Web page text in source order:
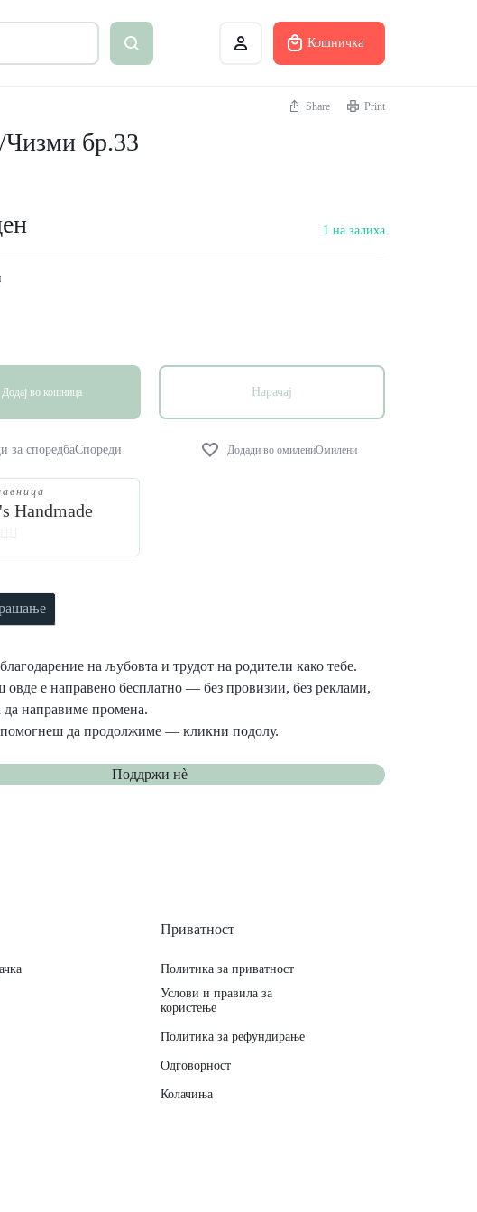
Кошничка
Share Print
бр.33
1 на залиха
Додај во кошница Нарачај
Спореди Омилени
Handmade
на љубовта и трудот на родители како тебе.
овде е направено бесплатно — без провизии, без реклами,
да направиме промена.
да продолжиме — кликни подолу.
Поддржи нѐ
Приватност
Политика за приватност
Услови и правила за
користење
Политика за рефундирање
Одговорност
Колачиња